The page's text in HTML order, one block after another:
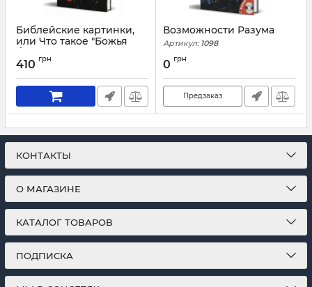
Библейские картинки,
или Что такое "Божья
благодать"
Артикул:
410 грн
Возможности Разума
Артикул: 1098
0 грн
Предзаказ
КОНТАКТЫ
О МАГАЗИНЕ
КАТАЛОГ ТОВАРОВ
ПОДПИСКА